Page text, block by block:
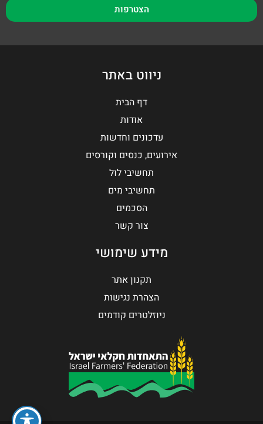
הצטרפות
ניווט באתר
דף הבית
אודות
עדכונים וחדשות
אירועים, כנסים וקורסים
תחשיבי לול
תחשיבי מים
הסכמים
צור קשר
מידע שימושי
תקנון אתר
הצהרת נגישות
ניוזלטרים קודמים